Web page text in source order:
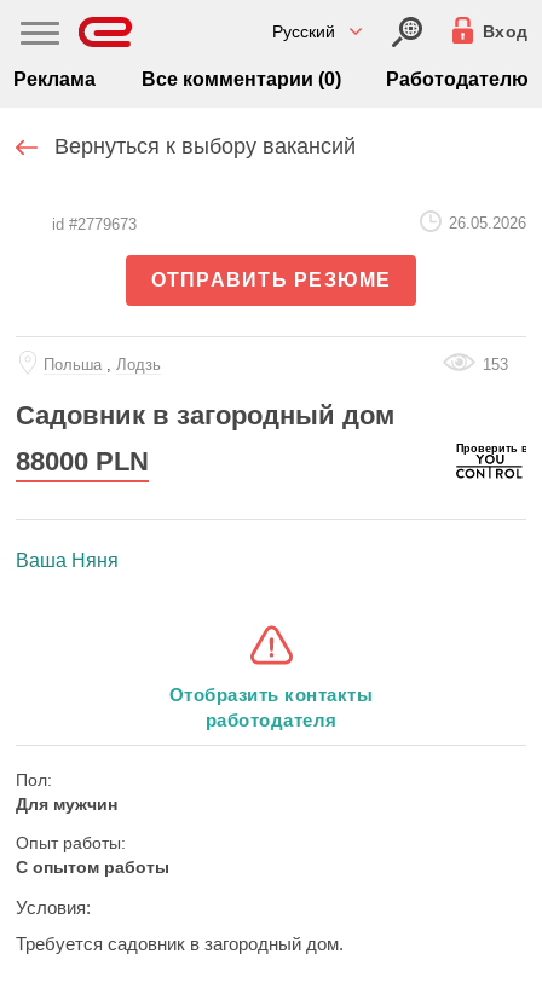
Русский Вход
Реклама Все комментарии (0) Работодателю
Вернуться к выбору вакансий
id #2779673 26.05.2026
ОТПРАВИТЬ РЕЗЮМЕ
Польша , Лодзь 153
Садовник в загородный дом
88000 PLN
Ваша Няня
Отобразить контакты
работодателя
Пол:
Для мужчин
Опыт работы:
С опытом работы
Условия:
Требуется садовник в загородный дом.